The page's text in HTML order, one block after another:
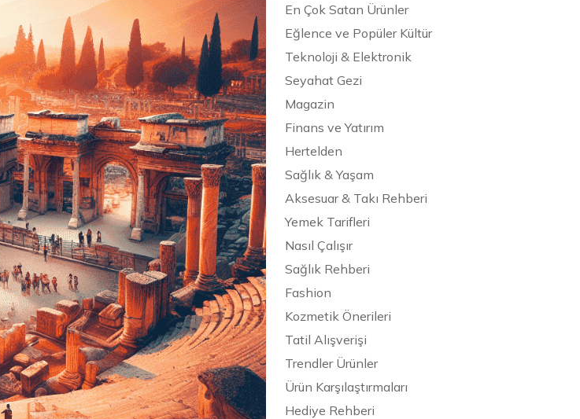
En Çok Satan Ürünler
Eğlence ve Popüler Kültür
Teknoloji & Elektronik
Seyahat Gezi
Magazin
Finans ve Yatırım
Hertelden
Sağlık & Yaşam
Aksesuar & Takı Rehberi
Yemek Tarifleri
Nasıl Çalışır
Sağlık Rehberi
Fashion
Kozmetik Önerileri
Tatil Alışverişi
Trendler Ürünler
Ürün Karşılaştırmaları
Hediye Rehberi